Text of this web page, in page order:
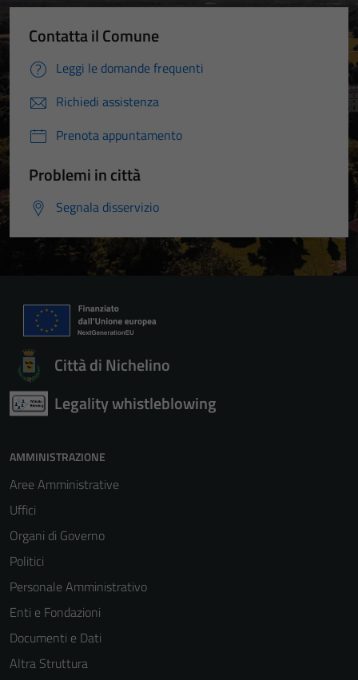
Contatta il Comune
Leggi le domande frequenti
Richiedi assistenza
Prenota appuntamento
Problemi in città
Segnala disservizio
Città di Nichelino
Legality whistleblowing
AMMINISTRAZIONE
Aree Amministrative
Uffici
Organi di Governo
Politici
Personale Amministrativo
Enti e Fondazioni
Documenti e Dati
Altra Struttura